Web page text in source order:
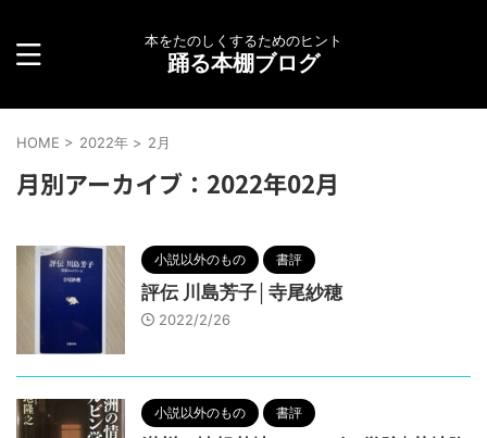
本をたのしくするためのヒント
踊る本棚ブログ
HOME > 2022年 > 2月
月別アーカイブ：2022年02月
小説以外のもの 書評
評伝 川島芳子│寺尾紗穂
2022/2/26
小説以外のもの 書評